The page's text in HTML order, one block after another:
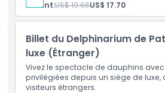
Enfant:US$ 19.66US$ 17.70
Billet du Delphinarium de
luxe (Étranger)
Vivez le spectacle de dauphins
privilégiées depuis un siège de
visiteurs étrangers.